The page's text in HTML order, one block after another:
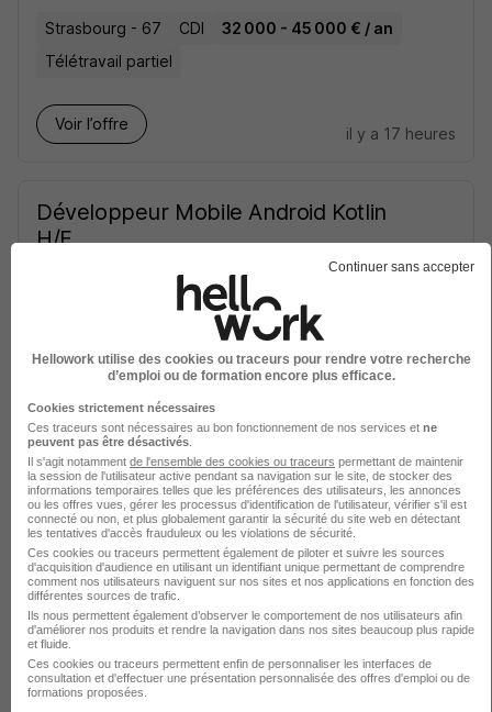
Strasbourg - 67 CDI
32 000 - 45 000 € / an
Télétravail partiel
Voir l’offre
il y a 17 heures
Développeur Mobile Android Kotlin
H/F
CDI Télétravail partiel
Voir l’offre
il y a 19 heures
Développeur Android Kmp H/F
Klanik
Montpellier - 34 CDI
45 000 - 50 000 € / an
Télétravail partiel
Voir l’offre
Voir toutes les offres d’emploi pour Développeur Android
Continuer sans accepter
Hellowork utilise des cookies ou traceurs pour rendre votre recherche
d’emploi ou de formation encore plus efficace.
Cookies strictement nécessaires
Ces traceurs sont nécessaires au bon fonctionnement de nos services et ne
peuvent pas être désactivés
Il s'agit notamment de l'ensemble des cookies ou traceurs permettant de maintenir
la session de l'utilisateur active pendant sa navigation sur le site, de stocker des
informations temporaires telles que les préférences des utilisateurs, les annonces
ou les offres vues, gérer les processus d'identification de l'utilisateur, vérifier s'il est
connecté ou non, et plus globalement garantir la sécurité du site web en détectant
les tentatives d'accès frauduleux ou les violations de sécurité.
Ces cookies ou traceurs permettent également de piloter et suivre les sources
d'acquisition d'audience en utilisant un identifiant unique permettant de comprendre
comment nos utilisateurs naviguent sur nos sites et nos applications en fonction des
différentes sources de trafic.
Ils nous permettent également d’observer le comportement de nos utilisateurs afin
d'améliorer nos produits et rendre la navigation dans nos sites beaucoup plus rapide
et fluide.
Ces cookies ou traceurs permettent enfin de personnaliser les interfaces de
consultation et d'effectuer une présentation personnalisée des offres d'emploi ou de
formations proposées.